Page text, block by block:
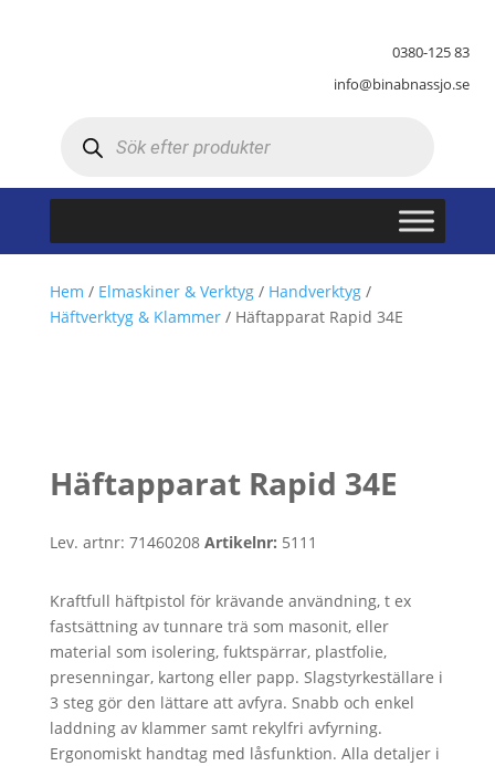
0380-125 83
info@binabnassjo.se
Hem / Elmaskiner & Verktyg/ Handverktyg/
Häftverktyg & Klammer/ Häftapparat Rapid 34E
Häftapparat Rapid 34E
Lev. artnr: 71460208 Artikelnr: 5111
Kraftfull häftpistol för krävande användning, t ex
fastsättning av tunnare trä som masonit, eller
material som isolering, fuktspärrar, plastfolie,
presenningar, kartong eller papp. Slagstyrkeställare i
3 steg gör den lättare att avfyra. Snabb och enkel
laddning av klammer samt rekylfri avfyrning.
Ergonomiskt handtag med låsfunktion. Alla detaljer i